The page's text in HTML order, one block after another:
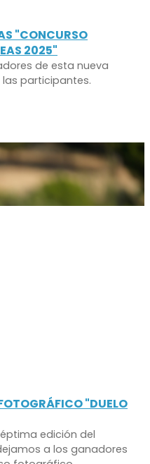
"CONCURSO
2025"
de esta nueva
participantes.
"DUELO
edición del
a los ganadores